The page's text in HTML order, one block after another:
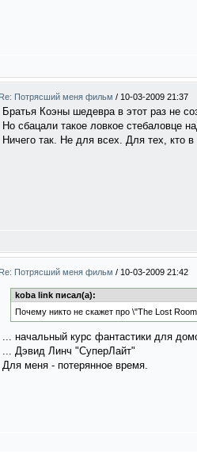
Re: Потрясший меня фильм / 10-03-2009 21:37
Братья Коэны шедевра в этот раз не
Но сбацали такое ловкое стебаловце
Ничего так. Не для всех. Для тех, кто в
Re: Потрясший меня фильм / 10-03-2009 21:42
koba link писал(а):
Почему никто не скажет про \"The Lost
... начальный курс фантастики для
... Дэвид Линч "СуперЛайт"
Для меня - потерянное время.